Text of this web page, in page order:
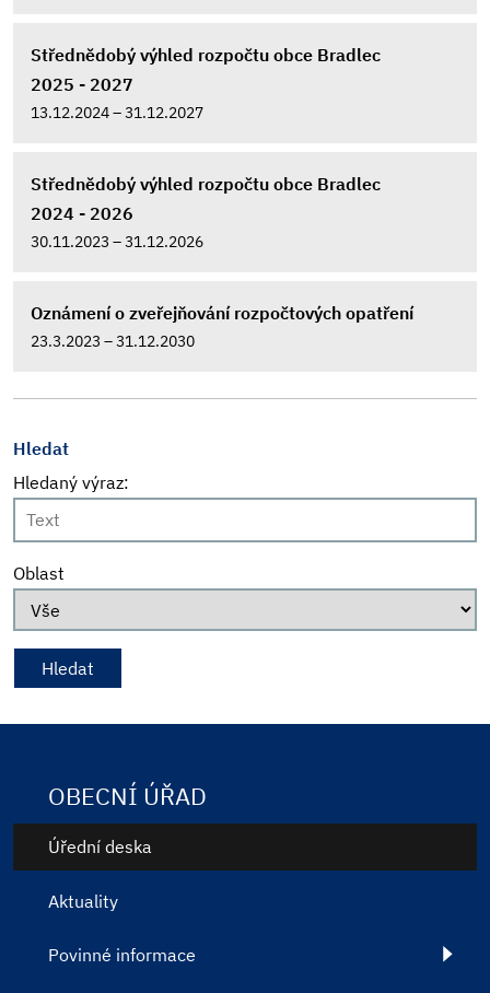
Střednědobý výhled rozpočtu obce Bradlec
2025 - 2027
13.12.2024 – 31.12.2027
Střednědobý výhled rozpočtu obce Bradlec
2024 - 2026
30.11.2023 – 31.12.2026
Oznámení o zveřejňování rozpočtových opatření
23.3.2023 – 31.12.2030
Hledat
Hledaný výraz:
Oblast
OBECNÍ ÚŘAD
Úřední deska
Aktuality
Povinné informace